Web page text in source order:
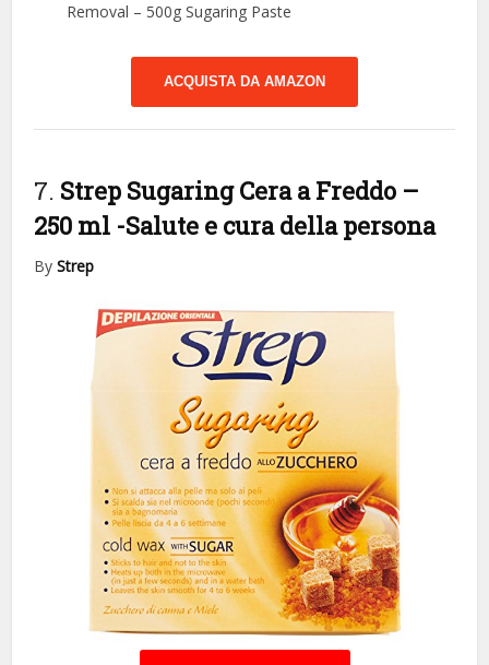
Removal – 500g Sugaring Paste
ACQUISTA DA AMAZON
7. Strep Sugaring Cera a Freddo –
250 ml -Salute e cura della persona
ByStrep